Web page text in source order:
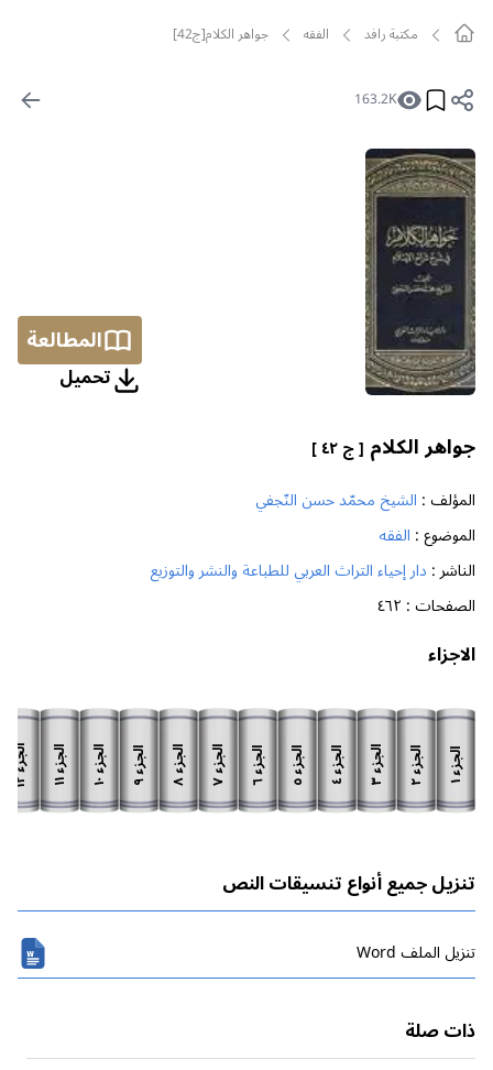
مکتبة رافد الفقه جواهر الكلام[ج42]
163.2K
المطالعة
تحمیل
جواهر الكلام [ ج ٤٢ ]
المؤلف : الشيخ محمّد حسن النّجفي
الموضوع : الفقه
الناشر : دار إحياء التراث العربي للطباعة والنشر والتوزيع
الصفحات : ٤٦٢
الاجزاء
الجزء
١
الجزء
٢
الجزء
٣
الجزء
٤
الجزء
٥
الجزء
٦
الجزء
٧
الجزء
٨
الجزء
٩
الجزء
١٠
الجزء
١١
الجزء
١٢
تنزيل جميع أنواع تنسيقات النص
تنزیل الملف Word
ذات صلة